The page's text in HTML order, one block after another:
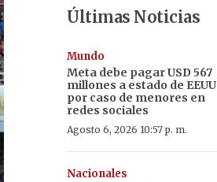
Últimas Noticias
Mundo
Meta debe pagar USD 567
millones a estado de EEUU
por caso de menores en
redes sociales
Agosto 6, 2026 10:57 p. m.
Nacionales